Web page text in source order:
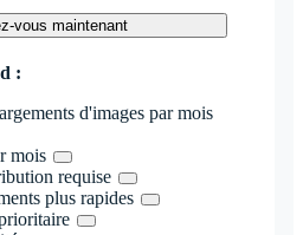
vous maintenant
:
d'images par mois
mois
requise
plus rapides